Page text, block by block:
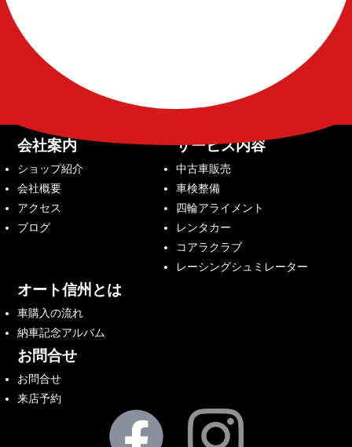
会社案内
ショップ紹介
会社概要
アクセス
ブログ
サービス内容
中古車販売
車検整備
四輪アライメント
レンタカー
コアラクラブ
レーシングシュミレーター
オート信州とは
車購入の流れ
納車記念アルバム
お問合せ
お問合せ
来店予約